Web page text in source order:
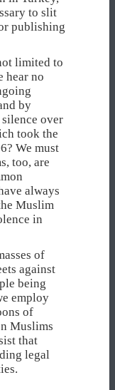
to slit
publishing
limited to
hear no
by
over
took the
We must
too, are
always
Muslim
in
of
against
being
employ
of
Muslims
that
legal